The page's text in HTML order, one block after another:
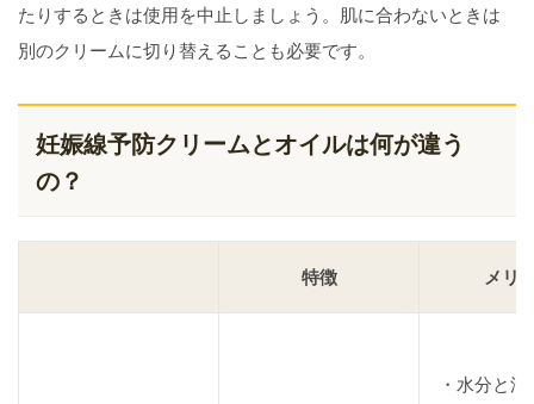
たりするときは使用を中止しましょう。肌に合わないときは
別のクリームに切り替えることも必要です。
妊娠線予防クリームとオイルは何が違う
の？
特徴 メリ
・水分と